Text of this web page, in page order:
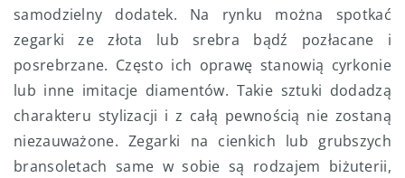
samodzielny dodatek. Na rynku można spotkać
zegarki ze złota lub srebra bądź pozłacane i
posrebrzane. Często ich oprawę stanowią cyrkonie
lub inne imitacje diamentów. Takie sztuki dodadzą
charakteru stylizacji i z całą pewnością nie zostaną
niezauważone. Zegarki na cienkich lub grubszych
bransoletach same w sobie są rodzajem biżuterii,